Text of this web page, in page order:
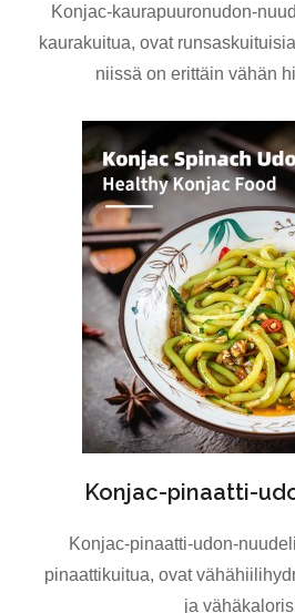
Konjac-kaurapuuronudon-
kaurakuitua, ovat
niissä on erittäin vähän
Konjac-pinaatti-
Konjac-pinaatti-udon-
pinaattikuitua, ovat
ja